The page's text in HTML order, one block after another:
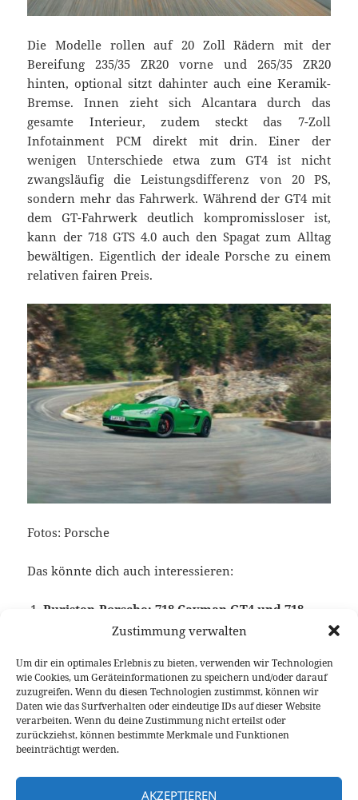
Zustimmung verwalten
Um dir ein optimales Erlebnis zu bieten, verwenden wir Technologien
wie Cookies, um Geräteinformationen zu speichern und/oder darauf
zuzugreifen. Wenn du diesen Technologien zustimmst, können wir
Daten wie das Surfverhalten oder eindeutige IDs auf dieser Website
verarbeiten. Wenn du deine Zustimmung nicht erteilst oder
zurückziehst, können bestimmte Merkmale und Funktionen
beeinträchtigt werden.
AKZEPTIEREN
Die Modelle rollen auf 20 Zoll Rädern mit der
Bereifung 235/35 ZR20 vorne und 265/35 ZR20
hinten, optional sitzt dahinter auch eine Keramik-
Bremse. Innen zieht sich Alcantara durch das
gesamte Interieur, zudem steckt das 7-Zoll
Infotainment PCM direkt mit drin. Einer der
wenigen Unterschiede etwa zum GT4 ist nicht
zwangsläufig die Leistungsdifferenz von 20 PS,
sondern mehr das Fahrwerk. Während der GT4 mit
dem GT-Fahrwerk deutlich kompromissloser ist,
kann der 718 GTS 4.0 auch den Spagat zum Alltag
bewältigen. Eigentlich der ideale Porsche zu einem
relativen fairen Preis.
Fotos: Porsche
Das könnte dich auch interessieren:
Puristen-Porsche: 718 Cayman GT4 und 718
Veröffentlicht
am
16. Januar 2020 Autor
Larissa Rutkowski Kategorien
News Schlagwörter
4.0-Liter
Boxermotor,Porsche
Beitragsnavigation
Vorheriger
Der neue Seat Leon: was uns erwartet